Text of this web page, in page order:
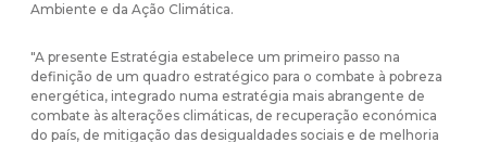
Ambiente e da Ação Climática.
"A presente Estratégia estabelece um primeiro passo na
definição de um quadro estratégico para o combate à pobreza
energética, integrado numa estratégia mais abrangente de
combate às alterações climáticas, de recuperação económica
do país, de mitigação das desigualdades sociais e de melhoria